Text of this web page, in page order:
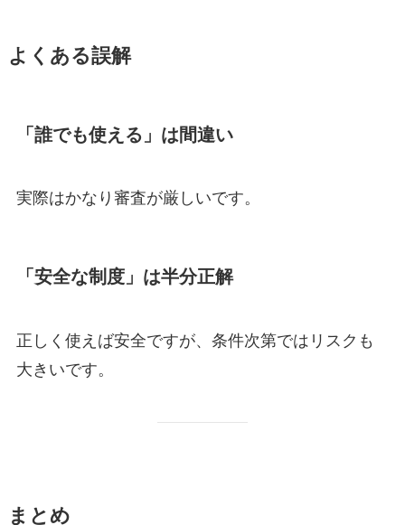
よくある誤解
「誰でも使える」は間違い
実際はかなり審査が厳しいです。
「安全な制度」は半分正解
正しく使えば安全ですが、条件次第ではリスクも
大きいです。
まとめ